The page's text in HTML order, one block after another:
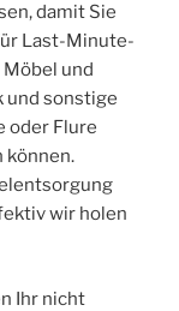
damit Sie
Last-Minute-
und
und sonstige
oder Flure
können.
wir holen
Ihr nicht